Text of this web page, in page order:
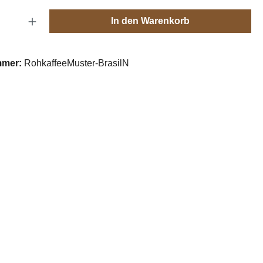
Anzahl: Gib den gewünschten Wert ein
In den Warenkorb
RohkaffeeMuster-BrasilN